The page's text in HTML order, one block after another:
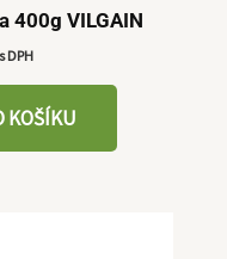
400g VILGAIN
s DPH
KOŠÍKU